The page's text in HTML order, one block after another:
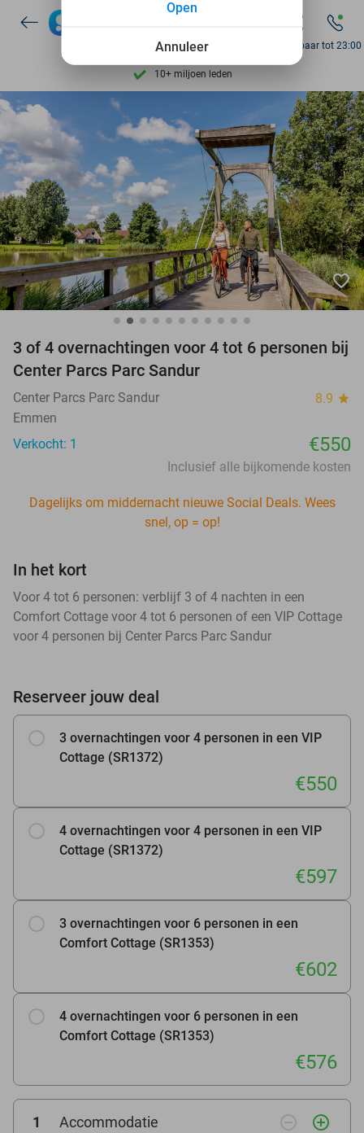
7 dagen per week beschikbaar
10+ miljoen leden
9,4 op basis van
7 dagen per week beschikbaar
10+ miljoen leden
Bereikbaar tot 23:00
favorite_border
3 of 4 overnachtingen voor 4 tot 6 personen bij
Center Parcs Parc Sandur
Center Parcs Parc Sandur 8.9 star
Emmen
Verkocht: 1
€550
Inclusief alle bijkomende kosten
Dagelijks om middernacht nieuwe Social Deals. Wees
snel, op = op!
In het kort
Voor 4 tot 6 personen: verblijf 3 of 4 nachten in een
Comfort Cottage voor 4 tot 6 personen of een VIP Cottage
voor 4 personen bij Center Parcs Parc Sandur
Reserveer jouw deal
3 overnachtingen voor 4 personen in een VIP
Cottage (SR1372)
€550
4 overnachtingen voor 4 personen in een VIP
Cottage (SR1372)
€597
3 overnachtingen voor 6 personen in een
Comfort Cottage (SR1353)
€602
4 overnachtingen voor 6 personen in een
Comfort Cottage (SR1353)
€576
1 Accommodatie remove_circle_outline add_circle_outline
Annuleer
Open